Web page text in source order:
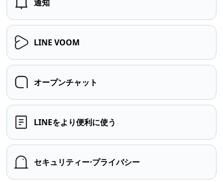
通知
LINE VOOM
オープンチャット
LINEをより便利に使う
セキュリティー⋅プライバシー